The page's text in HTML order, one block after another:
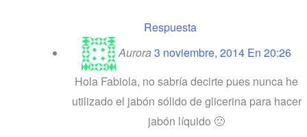
Respuesta
Aurora 3 noviembre, 2014 En 20:26
Hola Fabiola, no sabría decirte pues nunca he
utilizado el jabón sólido de glicerina para hacer
jabón líquido 🙁